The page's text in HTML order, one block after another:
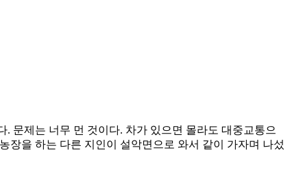
문제는 너무 먼 것이다. 차가 있으면 몰라도 대중교통으
장을 하는 다른 지인이 설악면으로 와서 같이 가자며 나섰